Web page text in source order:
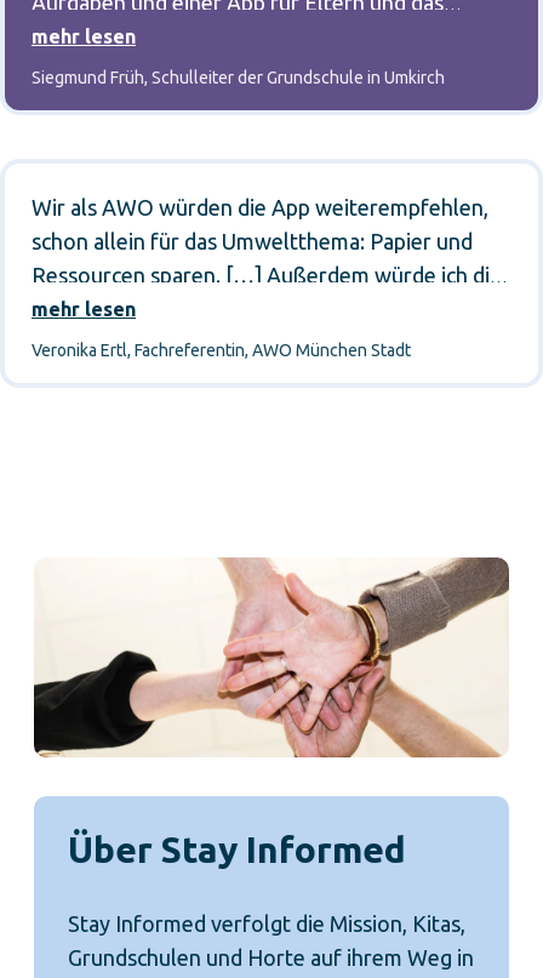
Kollegium, ist für uns im Schulalltag zu einem
unverzichtbaren Werkzeug für Kommunikation
und Organisation geworden. Die Möglichkeit,
Abwesenheitsmeldungen (z. B. bei Krankheit)
online entgegenzunehmen, ohne morgens
unzählige Anrufe zu erhalten, entlastet uns
enorm. Auch die schnelle Bereitstellung von
Nachrichten und Informationen, die alle Eltern
mehr lesen
Siegmund Früh, Schulleiter der Grundschule in Umkirch
Wir als AWO würden die App weiterempfehlen,
schon allein für das Umweltthema: Papier und
Ressourcen sparen. […] Außerdem würde ich die
App weiterempfehlen, weil sie leicht verständlich
ist und man einen guten Support und Service
bekommt, der erreichbar ist und zeitnah und
mehr lesen
Veronika Ertl, Fachreferentin, AWO München Stadt
Über Stay Informed
Stay Informed verfolgt die Mission, Kitas,
Grundschulen und Horte auf ihrem Weg in